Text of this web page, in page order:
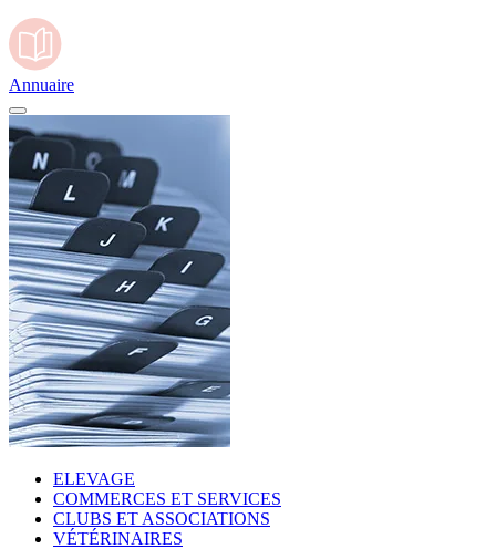
Annuaire
ELEVAGE
COMMERCES ET SERVICES
CLUBS ET ASSOCIATIONS
VÉTÉRINAIRES